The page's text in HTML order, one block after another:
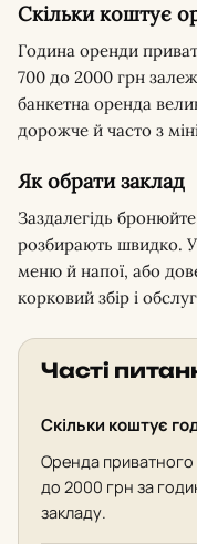
Скільки коштує
Година оренди
700 до 2000 грн
банкетна оренда
дорожче й часто з
Як обрати заклад
Заздалегідь
розбирають швидко.
меню й напої, або
корковий збір і
Часті
Скільки коштує
Оренда приватного
до 2000 грн за
закладу.